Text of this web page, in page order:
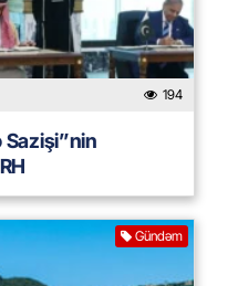
194
Sazişi”nin
Gündəm